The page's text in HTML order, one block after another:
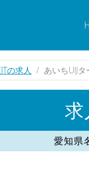
の求人 あいちUIJ
求
愛知県